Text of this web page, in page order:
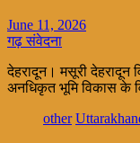
June 11, 2026
गढ़ संवेदना
देहरादून। मसूरी देहरादून
अनधिकृत भूमि विकास के
other